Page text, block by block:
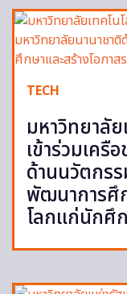
TECH
มหาวิทยาลั
เข้าร่วมเครื
ด้านนวัตกร
พัฒนาการศึ
โลกแก่นักศึ